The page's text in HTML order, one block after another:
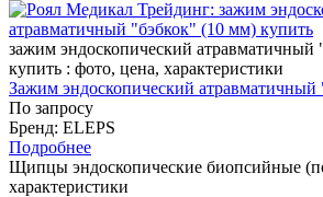
зажим эндоскопический атравматичный
купить : фото, цена, характеристики
Зажим эндоскопический
По запросу
Бренд: ELEPS
Подробнее
Щипцы эндоскопические биопсийные
характеристики